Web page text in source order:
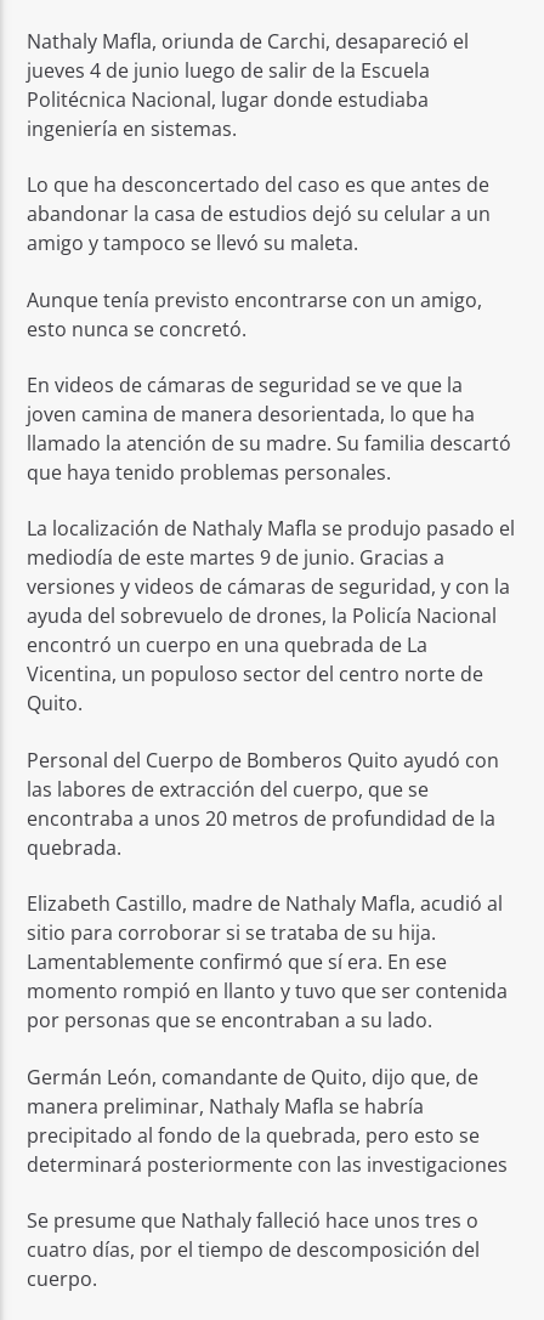
Nathaly Mafla, oriunda de Carchi, desapareció el
jueves 4 de junio luego de salir de la Escuela
Politécnica Nacional, lugar donde estudiaba
ingeniería en sistemas.
Lo que ha desconcertado del caso es que antes de
abandonar la casa de estudios dejó su celular a un
amigo y tampoco se llevó su maleta.
Aunque tenía previsto encontrarse con un amigo,
esto nunca se concretó.
En videos de cámaras de seguridad se ve que la
joven camina de manera desorientada, lo que ha
llamado la atención de su madre. Su familia descartó
que haya tenido problemas personales.
La localización de Nathaly Mafla se produjo pasado el
mediodía de este martes 9 de junio. Gracias a
versiones y videos de cámaras de seguridad, y con la
ayuda del sobrevuelo de drones, la Policía Nacional
encontró un cuerpo en una quebrada de La
Vicentina, un populoso sector del centro norte de
Quito.
Personal del Cuerpo de Bomberos Quito ayudó con
las labores de extracción del cuerpo, que se
encontraba a unos 20 metros de profundidad de la
quebrada.
Elizabeth Castillo, madre de Nathaly Mafla, acudió al
sitio para corroborar si se trataba de su hija.
Lamentablemente confirmó que sí era. En ese
momento rompió en llanto y tuvo que ser contenida
por personas que se encontraban a su lado.
Germán León, comandante de Quito, dijo que, de
manera preliminar, Nathaly Mafla se habría
precipitado al fondo de la quebrada, pero esto se
determinará posteriormente con las investigaciones
Se presume que Nathaly falleció hace unos tres o
cuatro días, por el tiempo de descomposición del
cuerpo.